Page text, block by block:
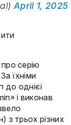
April 1, 2025
серію
їхніми
до однієї
і виконав
з трьох різних